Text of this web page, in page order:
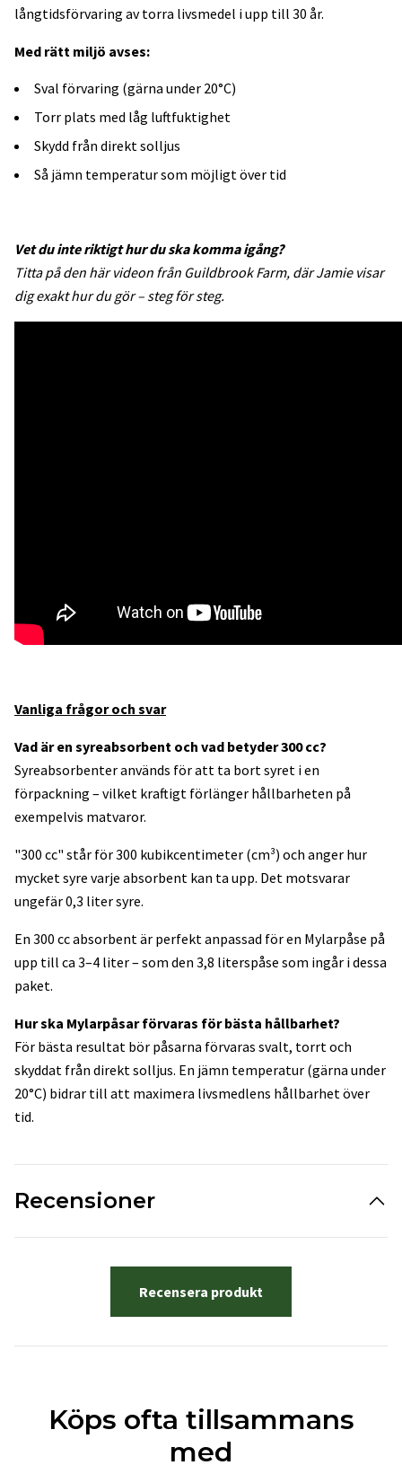
långtidsförvaring av torra livsmedel i upp till 30 år.
Med rätt miljö avses:
Sval förvaring (gärna under 20°C)
Torr plats med låg luftfuktighet
Skydd från direkt solljus
Så jämn temperatur som möjligt över tid
Vet du inte riktigt hur du ska komma igång?
Titta på den här videon från Guildbrook Farm, där Jamie visar
dig exakt hur du gör – steg för steg.
Vanliga frågor och svar
Vad är en syreabsorbent och vad betyder 300 cc?
Syreabsorbenter används för att ta bort syret i en
förpackning – vilket kraftigt förlänger hållbarheten på
exempelvis matvaror.
"300 cc" står för 300 kubikcentimeter (cm³) och anger hur
mycket syre varje absorbent kan ta upp. Det motsvarar
ungefär 0,3 liter syre.
En 300 cc absorbent är perfekt anpassad för en Mylarpåse på
upp till ca 3–4 liter – som den 3,8 literspåse som ingår i dessa
paket.
Hur ska Mylarpåsar förvaras för bästa hållbarhet?
För bästa resultat bör påsarna förvaras svalt, torrt och
skyddat från direkt solljus. En jämn temperatur (gärna under
20°C) bidrar till att maximera livsmedlens hållbarhet över
tid.
Recensioner
Recensera produkt
Köps ofta tillsammans
med